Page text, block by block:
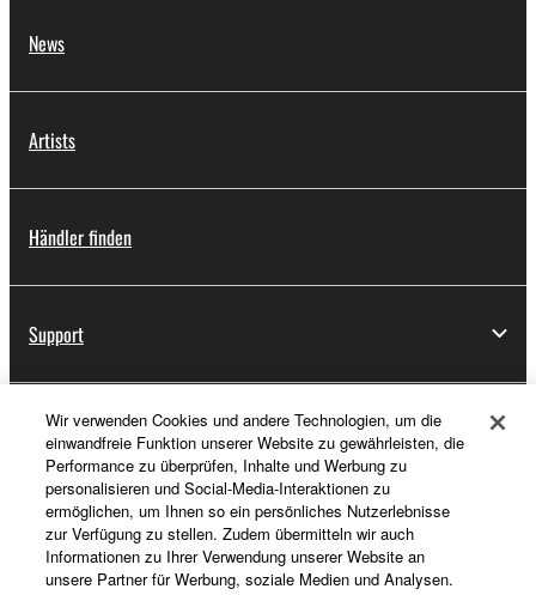
News
Artists
Händler finden
Support
Registrierung von „Yamaha Music ID“
Über Yamaha
Wir verwenden Cookies und andere Technologien, um die
einwandfreie Funktion unserer Website zu gewährleisten, die
Performance zu überprüfen, Inhalte und Werbung zu
personalisieren und Social-Media-Interaktionen zu
ermöglichen, um Ihnen so ein persönliches Nutzerlebnisse
zur Verfügung zu stellen. Zudem übermitteln wir auch
Informationen zu Ihrer Verwendung unserer Website an
unsere Partner für Werbung, soziale Medien und Analysen.